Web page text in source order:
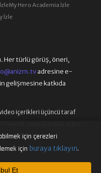
Her türlü görüş, öneri,
adresine e-
gelişmesine katkıda
içerikleri üçüncü taraf
ilgili video
My Hero Academia İzle
İzle
için çerezleri
için buraya tıklayın.
Et